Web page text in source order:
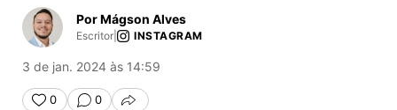
Por Mágson Alves
Escritor INSTAGRAM
3 de jan. 2024 às 14:59
0 0 COMPARTILHAR